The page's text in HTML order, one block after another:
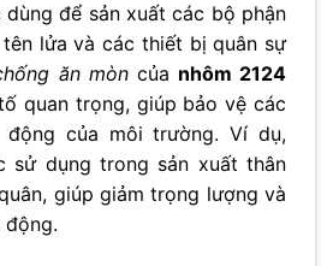
dùng để sản xuất các bộ phận
lửa và các thiết bị quân sự
ăn mòncủa nhôm 2124
quan trọng, giúp bảo vệ các
của môi trường. Ví dụ,
sử dụng trong sản xuất thân
giúp giảm trọng lượng và
động.